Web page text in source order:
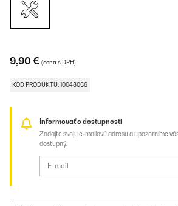
9,90 € (cena s DPH)
KÓD PRODUKTU: 10048056
Informovať o dostupnosti
Zadajte svoju e-mailovú adresu a upozorníme
dostupný.